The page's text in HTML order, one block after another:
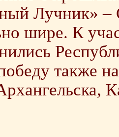
Лучник» –
шире. К
также